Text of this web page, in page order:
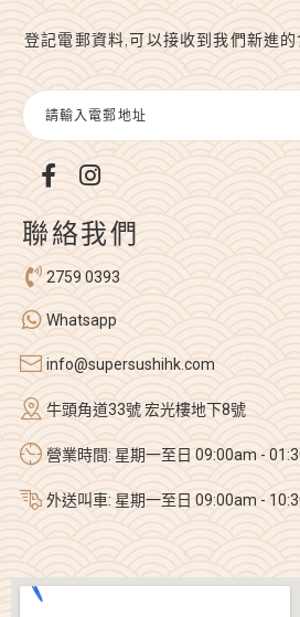
登記電郵資料,可以接收到我們新進的
聯絡我們
2759 0393
Whatsapp
info@supersushihk.com
牛頭角道33號 宏光樓地下8號
營業時間: 星期一至日 09:00am -
外送叫車: 星期一至日 09:00am -